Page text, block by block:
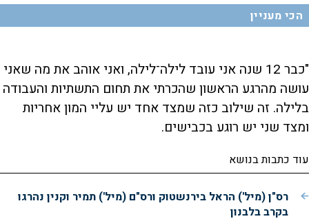
הכי מעניין
"כבר 12 שנה אני עובד לילה־לילה, ואני אוהב את מה שאני
עושה מהרגע הראשון שהכרתי את תחום התשתיות והעבודה
בלילה. זה שילוב כזה שמצד אחד יש עליי המון אחריות
ומצד שני יש רוגע בכבישים.
עוד כתבות בנושא
רס"ן (מיל') הראל בירנשטוק ורס"ם (מיל') תמיר וקנין נהרגו
בקרב בלבנון